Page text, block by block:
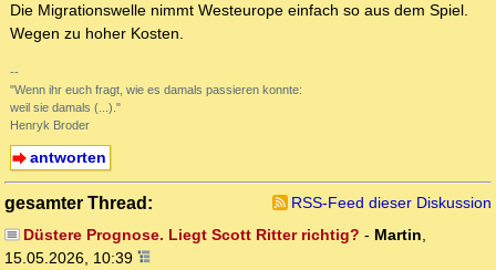
Die Migrationswelle nimmt Westeurope einfach so aus dem Spiel.
Wegen zu hoher Kosten.
--
"Wenn ihr euch fragt, wie es damals passieren konnte:
weil sie damals (...)."
Henryk Broder
antworten
gesamter Thread:
RSS-Feed dieser Diskussion
Düstere Prognose. Liegt Scott Ritter richtig? - Martin,
15.05.2026, 10:39